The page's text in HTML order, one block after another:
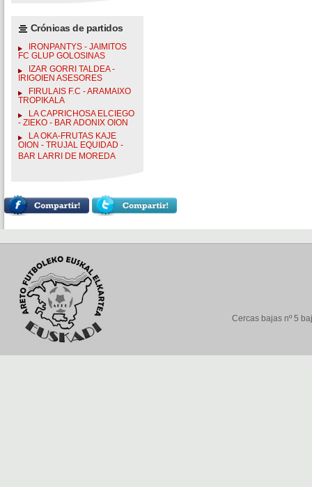
Crónicas de partidos
IRONPANTYS - JAIMITOS
FC GLUP GOLOSINAS
IZAR GORRI TALDEA -
IRIGOIEN ASESORES
FIRULAIS F.C - ARAMAIXO
TROPIKALA
LA CAPRICHOSA ELCIEGO
- ZIEKO - BAR ADONIX OION
LA OKA-FRUTAS KAJE
OION - TRUJAL EQUIDAD -
BAR LARRI DE MOREDA
Cercas bajas nº 5